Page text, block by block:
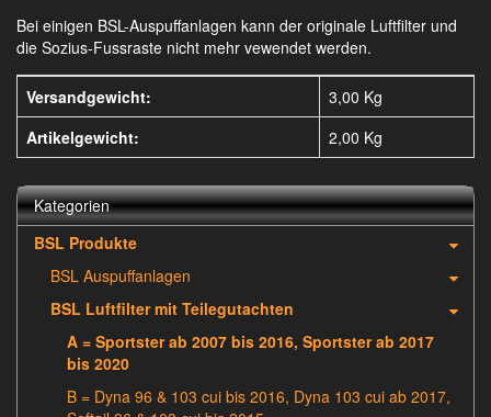
Bei einigen BSL-Auspuffanlagen kann der originale Luftfilter und
die Sozius-Fussraste nicht mehr vewendet werden.
Versandgewicht:
3,00 Kg
Artikelgewicht:
2,00 Kg
Kategorien
BSL Produkte
BSL Auspuffanlagen
BSL Luftfilter mit Teilegutachten
A = Sportster ab 2007 bis 2016, Sportster ab 2017
bis 2020
B = Dyna 96 & 103 cui bis 2016, Dyna 103 cui ab 2017,